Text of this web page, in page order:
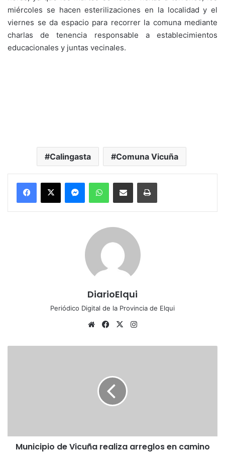
miércoles se hacen esterilizaciones en la localidad y el
viernes se da espacio para recorrer la comuna mediante
charlas de tenencia responsable a establecimientos
educacionales y juntas vecinales.
Calingasta Comuna Vicuña
DiarioElqui
Periódico Digital de la Provincia de Elqui
Siti
we
Fa
bo
X
ra
o
Municipio de Vicuña realiza arreglos en camino